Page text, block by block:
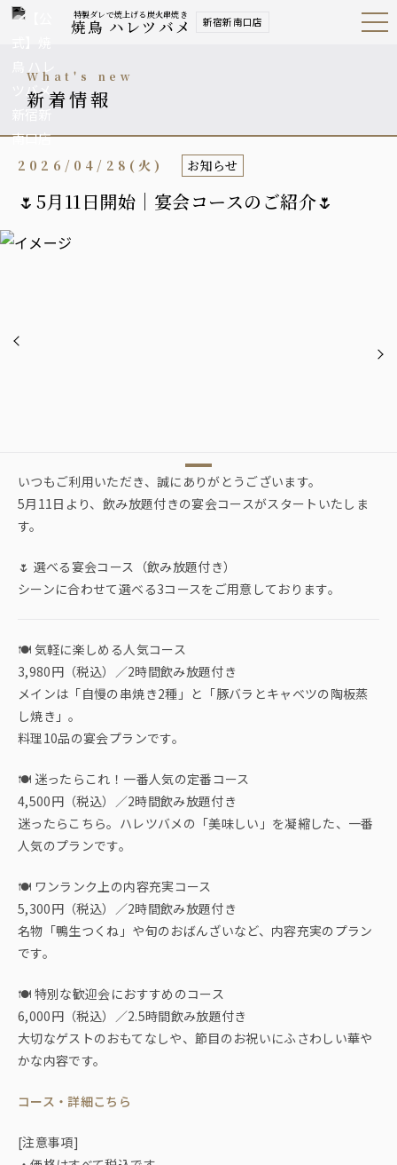
特製ダレで焼上げる炭火串焼き
焼鳥 ハレツバメ 新宿新南口店 Open
Navig
what's new
新着情報
🌷5月11日開始｜宴会コースのご紹介🌷
2026/04/28(火) お知らせ
いつもご利用いただき、誠にありがとうございます。
5月11日より、飲み放題付きの宴会コースがスタートいたしま
す。
🌷 選べる宴会コース（飲み放題付き）
シーンに合わせて選べる3コースをご用意しております。
🍽 気軽に楽しめる人気コース
3,980円（税込）／2時間飲み放題付き
メインは「自慢の串焼き2種」と「豚バラとキャベツの陶板蒸
し焼き」。
料理10品の宴会プランです。
🍽 迷ったらこれ！一番人気の定番コース
4,500円（税込）／2時間飲み放題付き
迷ったらこちら。ハレツバメの「美味しい」を凝縮した、一番
人気のプランです。
🍽 ワンランク上の内容充実コース
5,300円（税込）／2時間飲み放題付き
名物「鴨生つくね」や旬のおばんざいなど、内容充実のプラン
です。
🍽 特別な歓迎会におすすめのコース
6,000円（税込）／2.5時間飲み放題付き
大切なゲストのおもてなしや、節目のお祝いにふさわしい華や
かな内容です。
コース・詳細こちら
[注意事項]